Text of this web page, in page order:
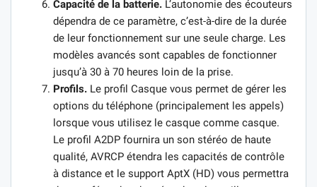
Capacité de la batterie. L’autonomie des écouteurs
dépendra de ce paramètre, c’est-à-dire de la durée
de leur fonctionnement sur une seule charge. Les
modèles avancés sont capables de fonctionner
jusqu’à 30 à 70 heures loin de la prise.
Profils. Le profil Casque vous permet de gérer les
options du téléphone (principalement les appels)
lorsque vous utilisez le casque comme casque.
Le profil A2DP fournira un son stéréo de haute
qualité, AVRCP étendra les capacités de contrôle
à distance et le support AptX (HD) vous permettra